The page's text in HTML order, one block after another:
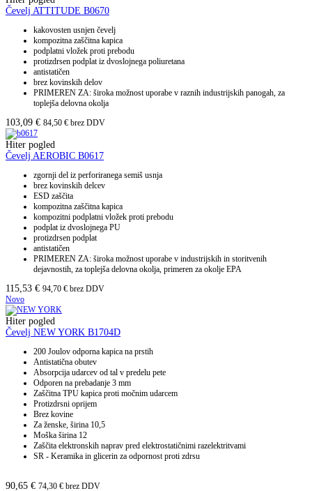
Čevelj ATTITUDE B0670
kakovosten usnjen čevelj
kompozitna zaščitna kapica
podplatni vložek proti prebodu
protizdrsen podplat iz dvoslojnega poliuretana
antistatičen
brez kovinskih delov
PRIMEREN ZA: široka možnost uporabe v raznih industrijskih panogah, za
toplejša delovna okolja
103,09 € 84,50 € brez DDV
Hiter pogled
Čevelj AEROBIC B0617
zgornji del iz perforiranega semiš usnja
brez kovinskih delcev
ESD zaščita
kompozitna zaščitna kapica
kompozitni podplatni vložek proti prebodu
podplat iz dvoslojnega PU
protizdrsen podplat
antistatičen
PRIMEREN ZA: široka možnost uporabe v industrijskih in storitvenih
dejavnostih, za toplejša delovna okolja, primeren za okolje EPA
115,53 € 94,70 € brez DDV
Novo
Hiter pogled
Čevelj NEW YORK B1704D
200 Joulov odporna kapica na prstih
Antistatična obutev
Absorpcija udarcev od tal v predelu pete
Odporen na prebadanje 3 mm
Zaščitna TPU kapica proti močnim udarcem
Protizdrsni oprijem
Brez kovine
Za ženske, širina 10,5
Moška širina 12
Zaščita elektronskih naprav pred elektrostatičnimi razelektritvami
SR - Keramika in glicerin za odpornost proti zdrsu
90,65 € 74,30 € brez DDV